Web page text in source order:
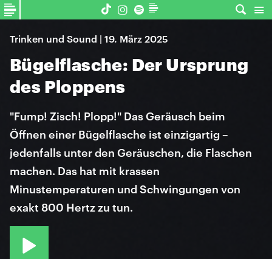
Trinken und Sound | 19. März 2025
Bügelflasche: Der Ursprung
des Ploppens
"Fump! Zisch! Plopp!" Das Geräusch beim
Öffnen einer Bügelflasche ist einzigartig –
jedenfalls unter den Geräuschen, die Flaschen
machen. Das hat mit krassen
Minustemperaturen und Schwingungen von
exakt 800 Hertz zu tun.